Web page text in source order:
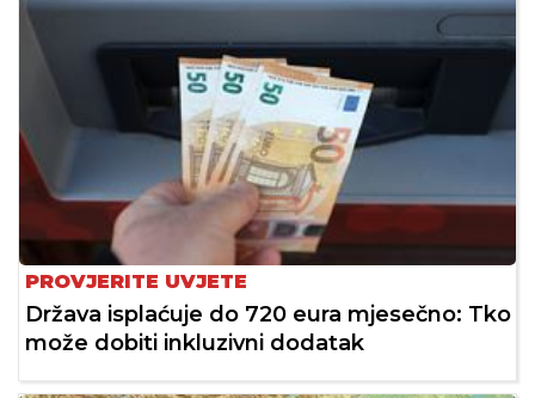
PROVJERITE UVJETE
Država isplaćuje do 720 eura mjesečno: Tko
može dobiti inkluzivni dodatak